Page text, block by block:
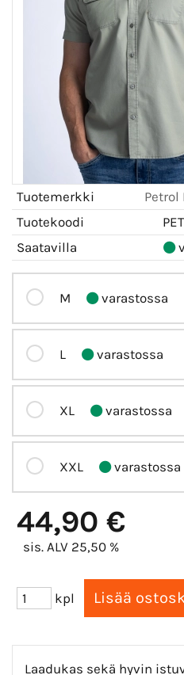
Tuotemerkki
Tuotekoodi
Saatavilla
M varastossa
L varastossa
XL varastossa
XXL varastossa
44,90 €
sis. ALV 25,50 %
kpl
Laadukas sekä hyvin